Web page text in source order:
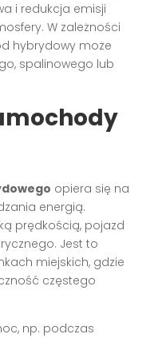
i redukcja emisji
W zależności
hybrydowy może
spalinowego lub
opiera się na
energią.
prędkością, pojazd
Jest to
miejskich, gdzie
częstego
np. podczas